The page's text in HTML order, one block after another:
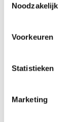
Noodzakelijk
Voorkeuren
Statistieken
Marketing